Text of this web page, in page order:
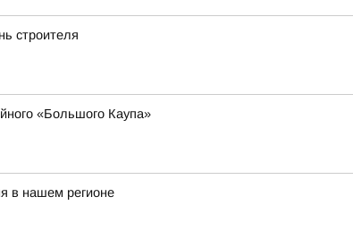
строителя
«Большого Каупа»
в нашем регионе